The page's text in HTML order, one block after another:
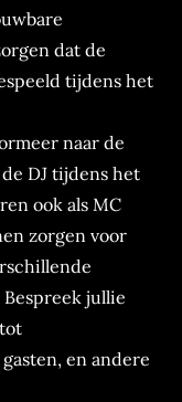
dat de
tijdens het
naar de
DJ tijdens het
ook als MC
zorgen voor
jullie
en andere